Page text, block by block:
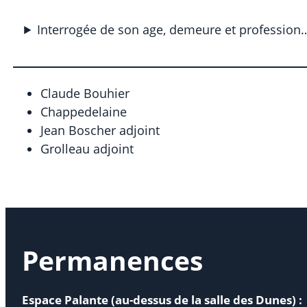
Interrogée de son age, demeure et
Claude Bouhier
Chappedelaine
Jean Boscher adjoint
Grolleau adjoint
Permanences
Espace Palante (au-dessus de la salle des Dunes) :